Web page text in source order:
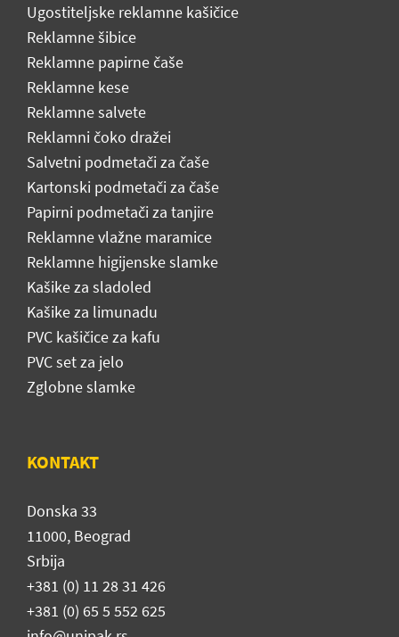
Ugostiteljske reklamne kašičice
Reklamne šibice
Reklamne papirne čaše
Reklamne kese
Reklamne salvete
Reklamni čoko dražei
Salvetni podmetači za čaše
Kartonski podmetači za čaše
Papirni podmetači za tanjire
Reklamne vlažne maramice
Reklamne higijenske slamke
Kašike za sladoled
Kašike za limunadu
PVC kašičice za kafu
PVC set za jelo
Zglobne slamke
KONTAKT
Donska 33
11000, Beograd
Srbija
+381 (0) 11 28 31 426
+381 (0) 65 5 552 625